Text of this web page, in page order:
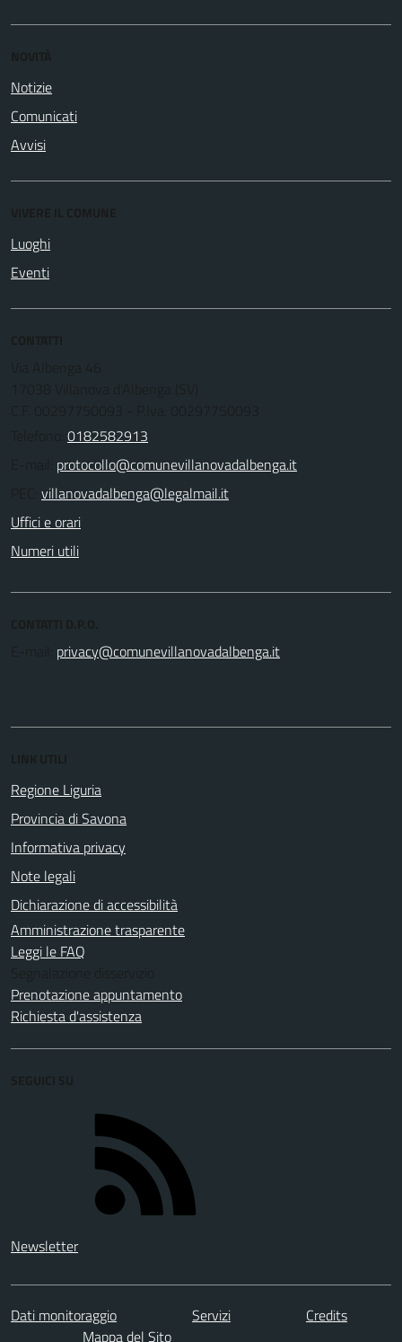
Notizie
Comunicati
Avvisi
Luoghi
Eventi
0182582913
Uffici e orari
Numeri utili
Regione Liguria
Provincia di Savona
Informativa privacy
Note legali
Dichiarazione di accessibilità
Amministrazione trasparente
Leggi le FAQ
Prenotazione appuntamento
Richiesta d'assistenza
Newsletter
Dati monitoraggio Servizi
Credits
Mappa del Sito